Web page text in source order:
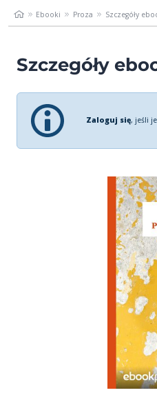
Ebooki Proza Szczegóły
Szczegóły
Zaloguj się, jeśli